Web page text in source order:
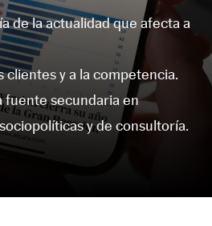
de la actualidad que afecta a
clientes y a la competencia.
fuente secundaria en
y de consultoría.